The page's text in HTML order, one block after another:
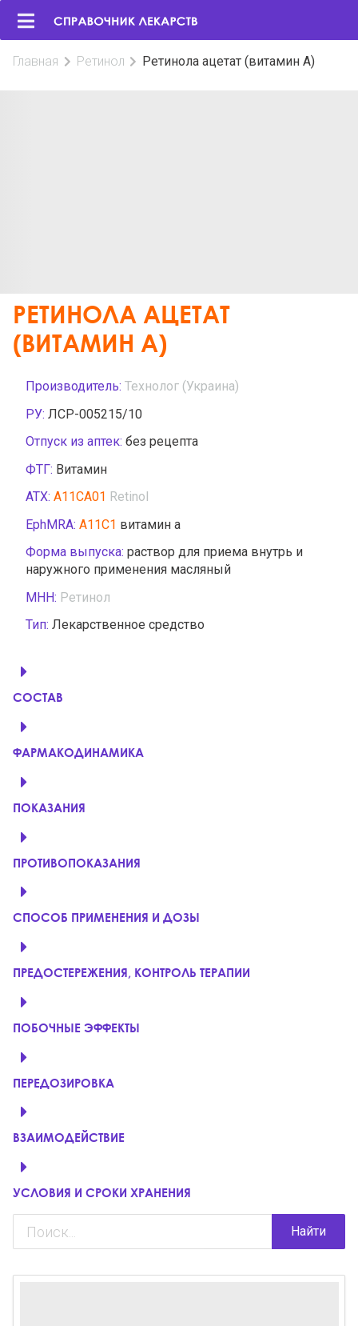
Главная Ретинол Ретинола ацетат (витамин А)
РЕТИНОЛА АЦЕТАТ
(ВИТАМИН А)
Производитель: Технолог (Украина)
РУ: ЛСР-005215/10
Отпуск из аптек: без рецепта
ФТГ: Витамин
АТХ: A11CA01 Retinol
EphMRA: A11C1 витамин а
Форма выпуска: раствор для приема внутрь и
наружного применения масляный
МНН: Ретинол
Тип: Лекарственное средство
СОСТАВ
ФАРМАКОДИНАМИКА
ПОКАЗАНИЯ
ПРОТИВОПОКАЗАНИЯ
СПОСОБ ПРИМЕНЕНИЯ И ДОЗЫ
ПРЕДОСТЕРЕЖЕНИЯ, КОНТРОЛЬ ТЕРАПИИ
ПОБОЧНЫЕ ЭФФЕКТЫ
ПЕРЕДОЗИРОВКА
ВЗАИМОДЕЙСТВИЕ
УСЛОВИЯ И СРОКИ ХРАНЕНИЯ
Найти